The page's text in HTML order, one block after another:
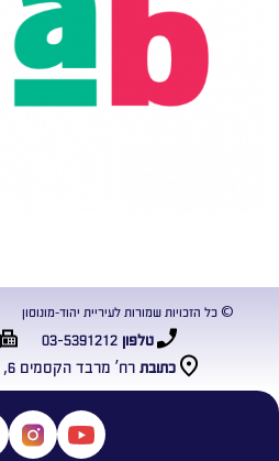
כתובת רח’ מרבד הקסמים 6, יהוד מונוסון, 5635001
טלפון03-5391212
© כל הזכויות שמורות לעיריית יהוד-מונוסון